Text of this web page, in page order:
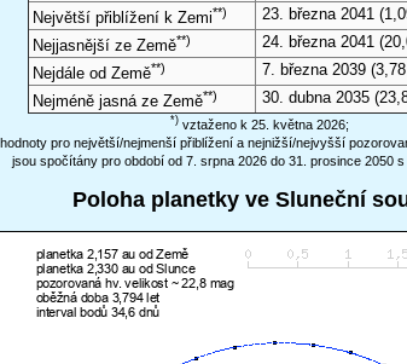
Největší přiblížení k Zemi**) 23. března 2041
Nejjasnější ze Země**) 24. března 2041
Nejdále od Země**) 7. března 2039
Nejméně jasná ze Země**) 30. dubna 2035
*) vztaženo k 25. května 2026;
hodnoty pro největší/nejmenší přiblížení a nejnižší/nejvyšší
jsou spočítány pro období od 7. srpna 2026 do 31. prosince 2050 s
Poloha planetky ve Sluneční